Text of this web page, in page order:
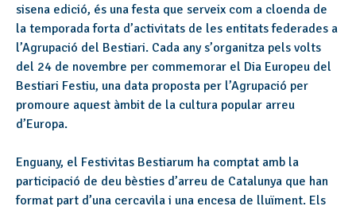
sisena edició, és una festa que serveix com a cloenda de
la temporada forta d’activitats de les entitats federades a
l’Agrupació del Bestiari. Cada any s’organitza pels volts
del 24 de novembre per commemorar el Dia Europeu del
Bestiari Festiu, una data proposta per l’Agrupació per
promoure aquest àmbit de la cultura popular arreu
d’Europa.
Enguany, el Festivitas Bestiarum ha comptat amb la
participació de deu bèsties d’arreu de Catalunya que han
format part d’una cercavila i una encesa de lluïment. Els